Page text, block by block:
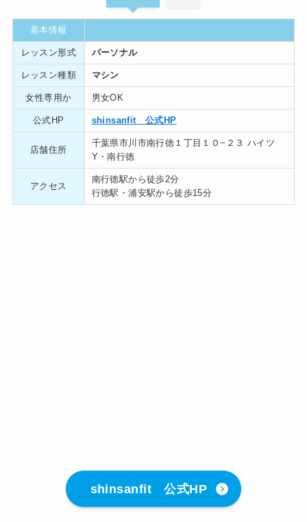
基本情報
レッスン形式 パーソナル
レッスン種類 マシン
女性専用か 男女OK
公式HP shinsanfit 公式HP
店舗住所
千葉県市川市南行徳１丁目１０−２３ ハイツ
Y・南行徳
アクセス
南行徳駅から徒歩2分
行徳駅・浦安駅から徒歩15分
shinsanfit 公式HP